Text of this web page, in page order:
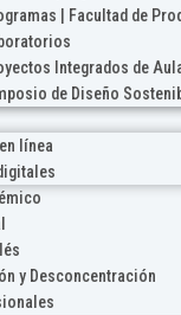
| Facultad de
Integrados de
de Diseño
línea
y Desconcentración